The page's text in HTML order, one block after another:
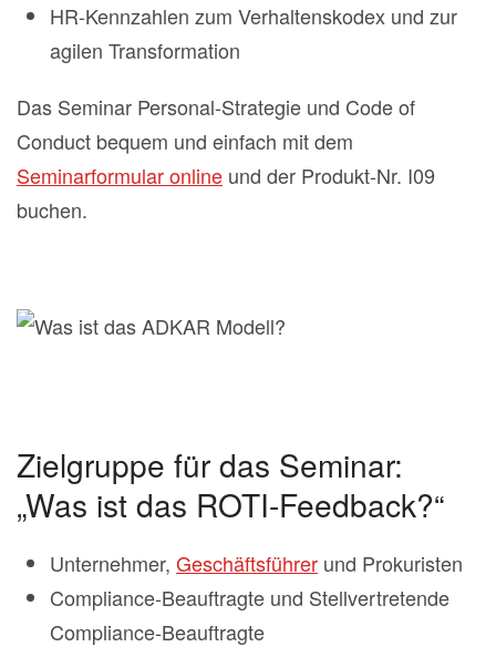
HR-Kennzahlen zum Verhaltenskodex und zur
agilen Transformation
Das Seminar Personal-Strategie und Code of
Conduct bequem und einfach mit dem
Seminarformular online und der Produkt-Nr. I09
buchen.
Zielgruppe für das Seminar:
„Was ist das ROTI-Feedback?“
Unternehmer, Geschäftsführer und Prokuristen
Compliance-Beauftragte und Stellvertretende
Compliance-Beauftragte